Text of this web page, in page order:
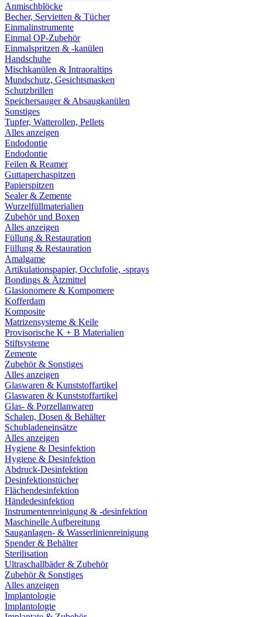
Anmischblöcke
Becher, Servietten & Tücher
Einmalinstrumente
Einmal OP-Zubehör
Einmalspritzen & -kanülen
Handschuhe
Mischkanülen & Intraoraltips
Mundschutz, Gesichtsmasken
Schutzbrillen
Speichersauger & Absaugkanülen
Sonstiges
Tupfer, Watterollen, Pellets
Alles anzeigen
Endodontie
Endodontie
Feilen & Reamer
Guttaperchaspitzen
Papierspitzen
Sealer & Zemente
Wurzelfüllmaterialien
Zubehör und Boxen
Alles anzeigen
Füllung & Restauration
Füllung & Restauration
Amalgame
Artikulationspapier, Occlufolie, -sprays
Bondings & Ätzmittel
Glasionomere & Kompomere
Kofferdam
Komposite
Matrizensysteme & Keile
Provisorische K + B Materialien
Stiftsysteme
Zemente
Zubehör & Sonstiges
Alles anzeigen
Glaswaren & Kunststoffartikel
Glaswaren & Kunststoffartikel
Glas- & Porzellanwaren
Schalen, Dosen & Behälter
Schubladeneinsätze
Alles anzeigen
Hygiene & Desinfektion
Hygiene & Desinfektion
Abdruck-Desinfektion
Desinfektionstücher
Flächendesinfektion
Händedesinfektion
Instrumentenreinigung & -desinfektion
Maschinelle Aufbereitung
Sauganlagen- & Wasserlinienreinigung
Spender & Behälter
Sterilisation
Ultraschallbäder & Zubehör
Zubehör & Sonstiges
Alles anzeigen
Implantologie
Implantologie